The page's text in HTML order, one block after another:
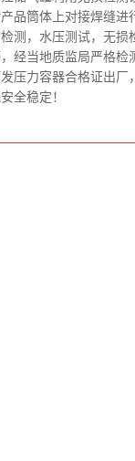
品筒体上对接焊缝进
测，水压测试，无损
经当地质监局严格检
压力容器合格证出厂
全稳定！